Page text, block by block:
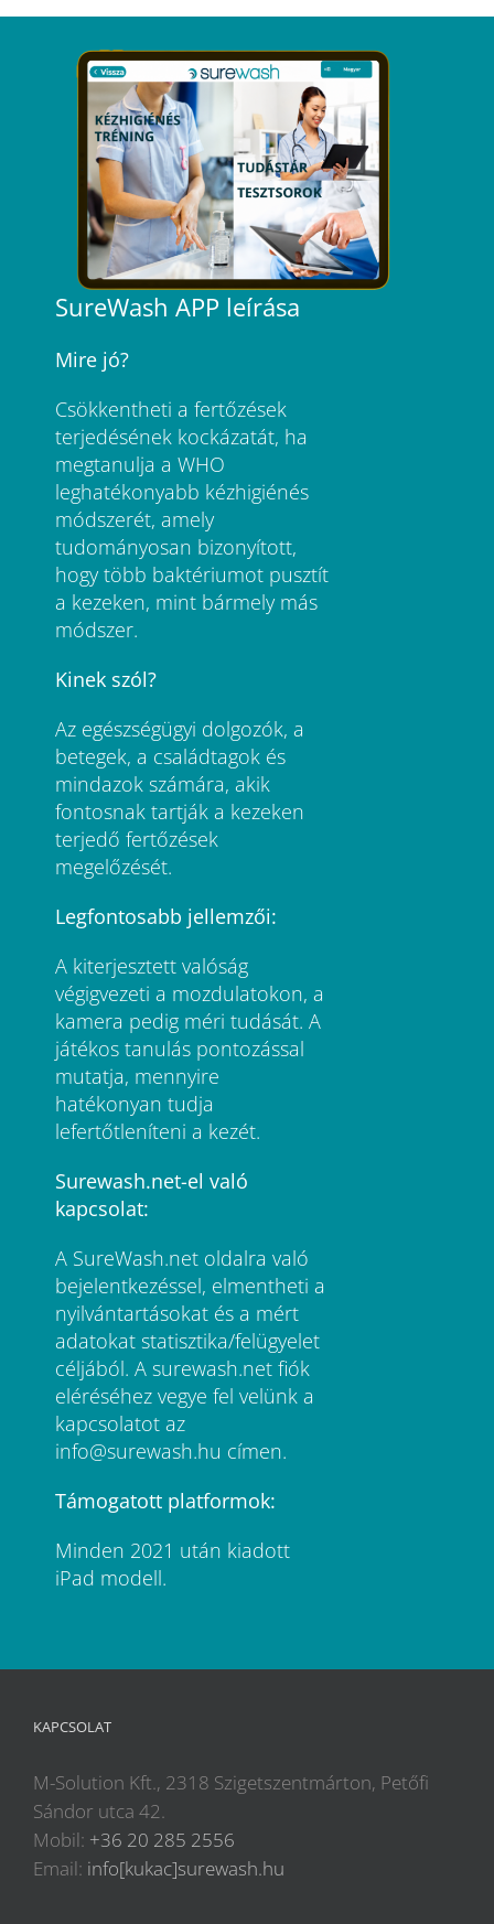
SureWash APP leírása
Mire jó?
Csökkentheti a fertőzések
terjedésének kockázatát, ha
megtanulja a WHO
leghatékonyabb kézhigiénés
módszerét, amely
tudományosan bizonyított,
hogy több baktériumot pusztít
a kezeken, mint bármely más
módszer.
Kinek szól?
Az egészségügyi dolgozók, a
betegek, a családtagok és
mindazok számára, akik
fontosnak tartják a kezeken
terjedő fertőzések
megelőzését.
Legfontosabb jellemzői:
A kiterjesztett valóság
végigvezeti a mozdulatokon, a
kamera pedig méri tudását. A
játékos tanulás pontozással
mutatja, mennyire
hatékonyan tudja
lefertőtleníteni a kezét.
Surewash.net-el való
kapcsolat:
A SureWash.net oldalra való
bejelentkezéssel, elmentheti a
nyilvántartásokat és a mért
adatokat statisztika/felügyelet
céljából. A surewash.net fiók
eléréséhez vegye fel velünk a
kapcsolatot az
info@surewash.hu címen.
Támogatott platformok:
Minden 2021 után kiadott
iPad modell.
KAPCSOLAT
M-Solution Kft., 2318 Szigetszentmárton, Petőfi
Sándor utca 42.
Mobil: +36 20 285 2556
Email: info[kukac]surewash.hu